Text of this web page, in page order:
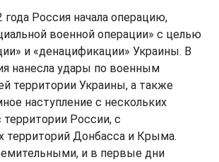
года Россия начала операцию,
военной операции» с целью
и «денацификации» Украины. В
нанесла удары по военным
территории Украины, а также
наступление с нескольких
территории России, с
территорий Донбасса и Крыма.
и в первые дни